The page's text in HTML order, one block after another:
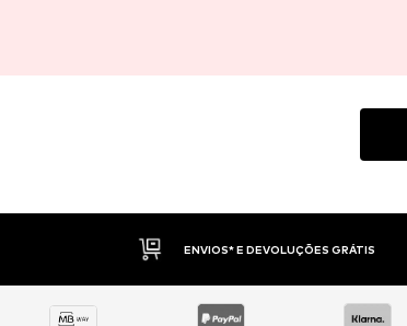
ENVIOS* E DEVOLUÇÕES GRÁTIS